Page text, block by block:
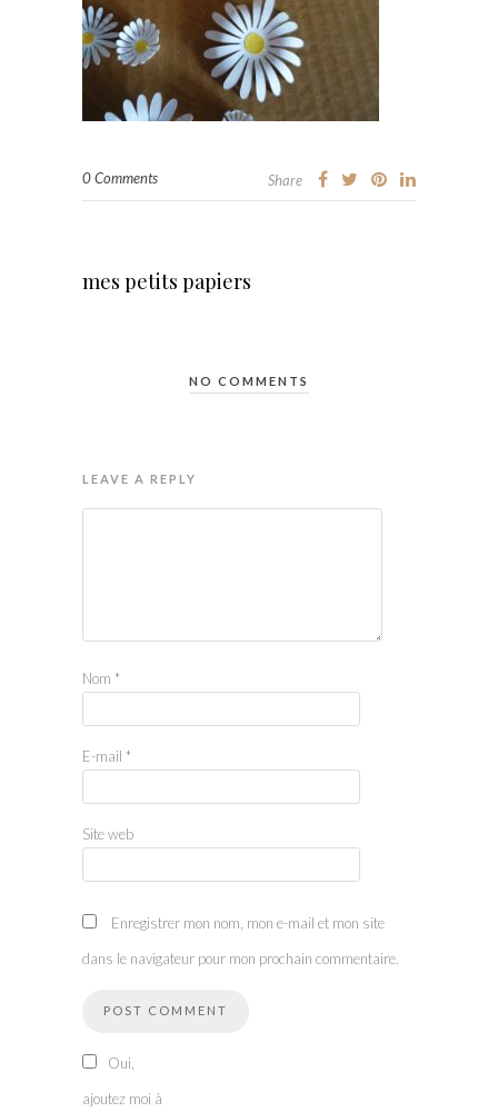
0 Comments Share
mes petits papiers
NO COMMENTS
LEAVE A REPLY
Nom *
E-mail *
Site web
Enregistrer mon nom, mon e-mail et mon site
dans le navigateur pour mon prochain commentaire.
Oui,
ajoutez moi à